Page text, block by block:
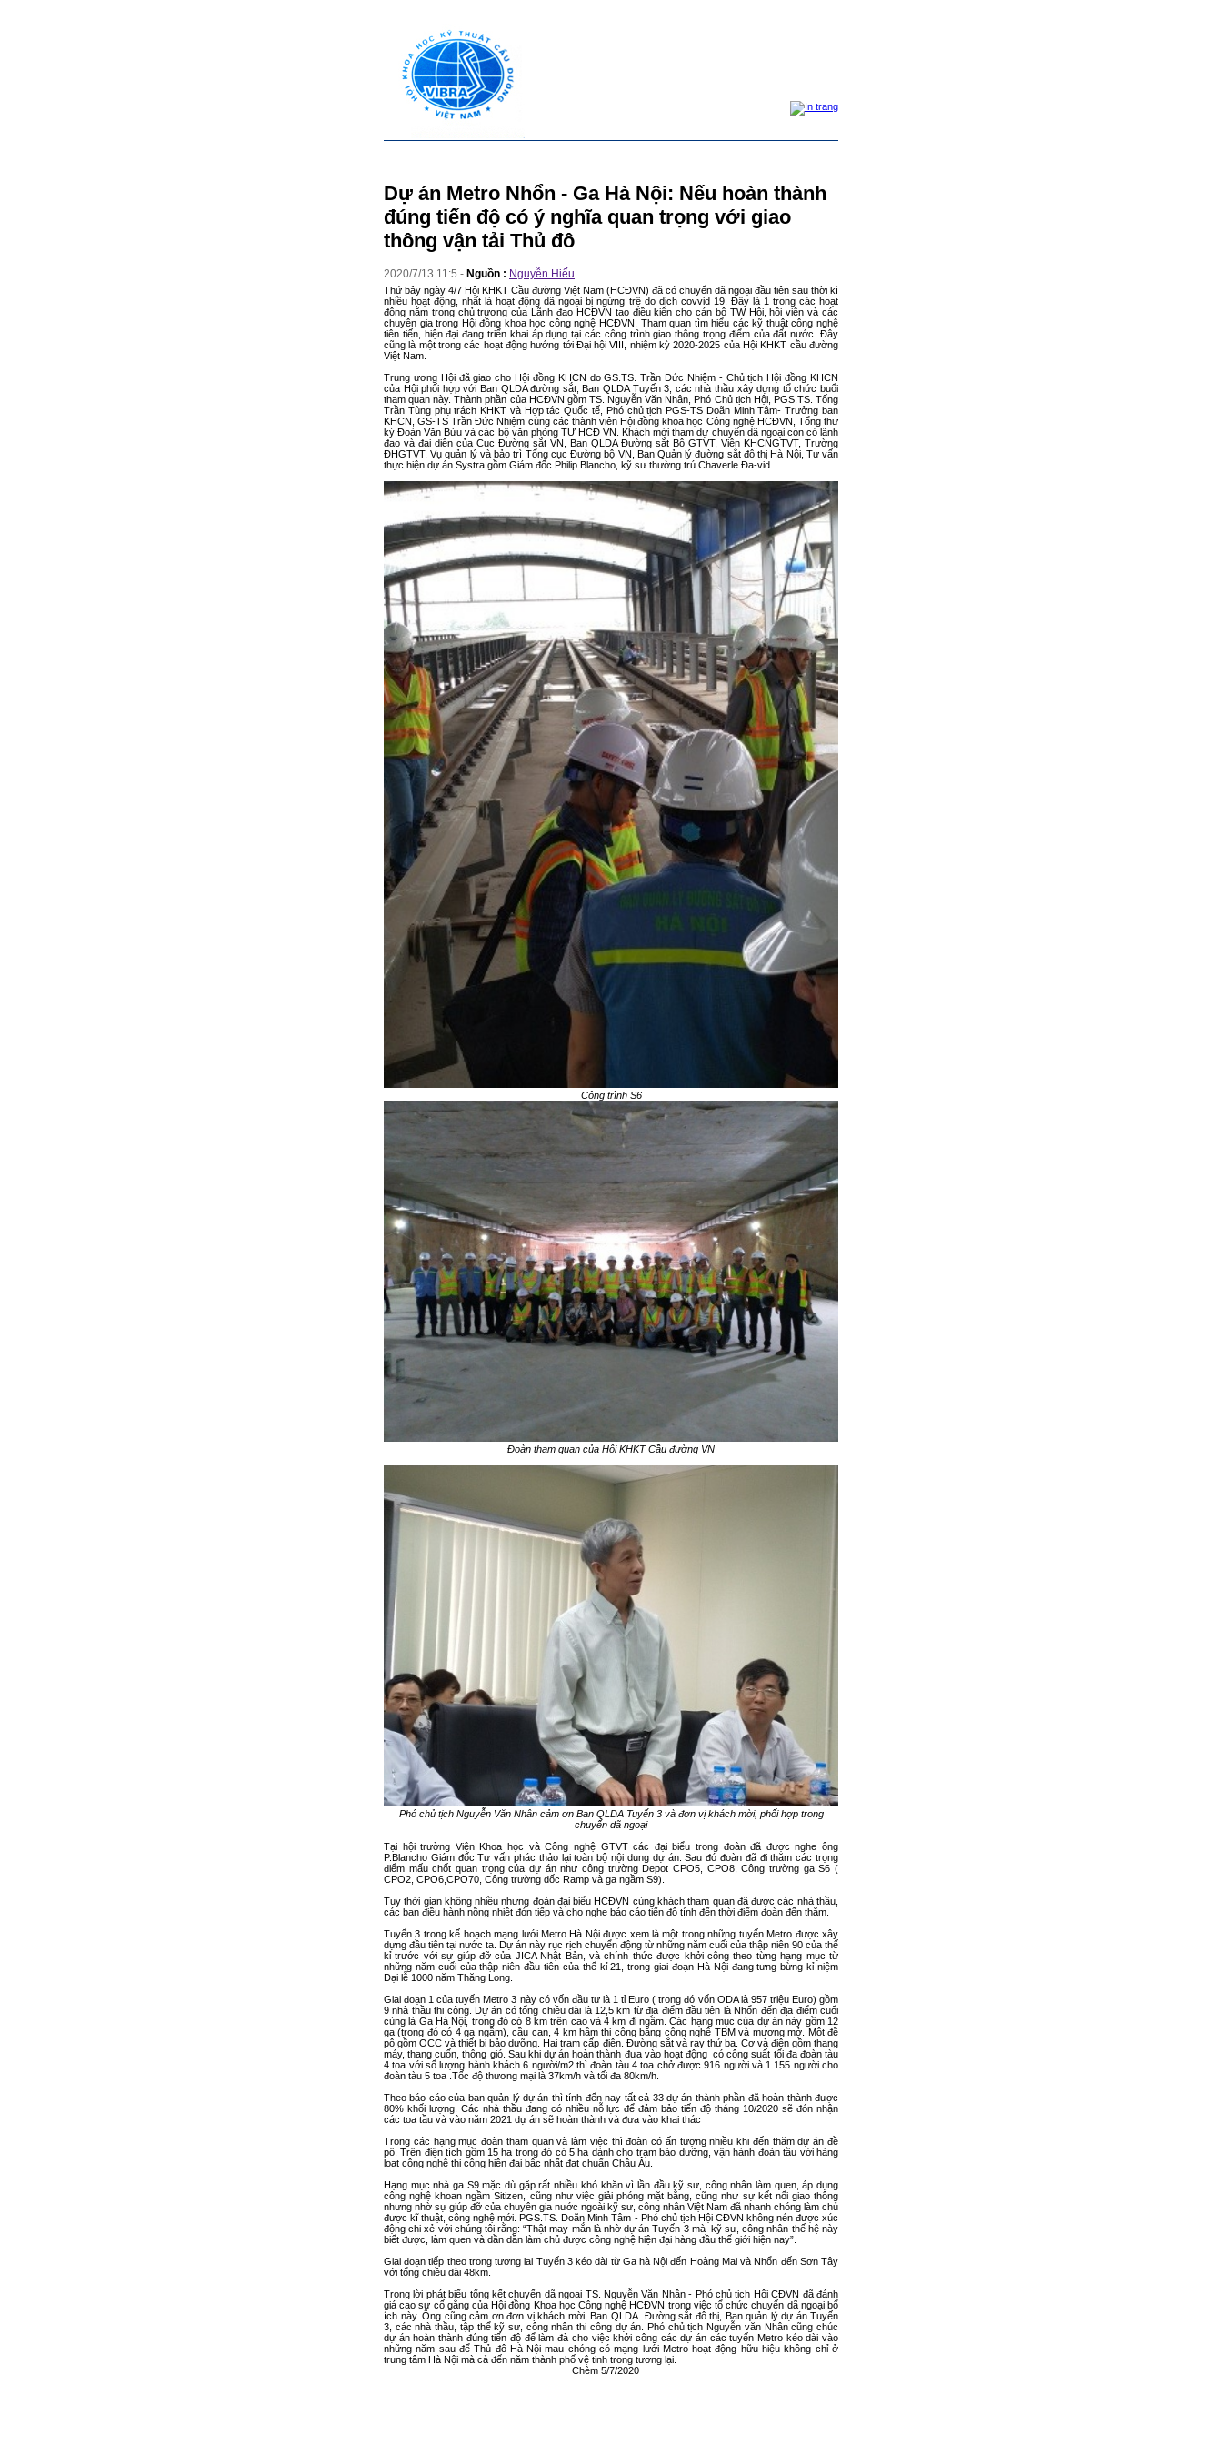
Dự án Metro Nhổn - Ga Hà Nội: Nếu hoàn thành
đúng tiến độ có ý nghĩa quan trọng với giao
thông vận tải Thủ đô
2020/7/13 11:5 - Nguồn : Nguyễn Hiếu
Thứ bảy ngày 4/7 Hội KHKT Cầu đường Việt Nam (HCĐVN) đã có chuyến dã ngoại đầu tiên sau thời kì
nhiều hoạt động, nhất là hoạt động dã ngoại bị ngừng trệ do dịch covvid 19. Đây là 1 trong các hoạt
động nằm trong chủ trương của Lãnh đạo HCĐVN tạo điều kiện cho cán bộ TW Hội, hội viên và các
chuyên gia trong Hội đồng khoa học công nghệ HCĐVN. Tham quan tìm hiểu các kỹ thuật công nghệ
tiên tiến, hiện đại đang triển khai áp dụng tại các công trình giao thông trọng điểm của đất nước. Đây
cũng là một trong các hoạt động hướng tới Đại hội VIII, nhiệm kỳ 2020-2025 của Hội KHKT cầu đường
Việt Nam.
Trung ương Hội đã giao cho Hội đồng KHCN do GS.TS. Trần Đức Nhiệm - Chủ tịch Hội đồng KHCN
của Hội phối hợp với Ban QLDA đường sắt, Ban QLDA Tuyến 3, các nhà thầu xây dựng tổ chức buổi
tham quan này. Thành phần của HCĐVN gồm TS. Nguyễn Văn Nhân, Phó Chủ tịch Hội, PGS.TS. Tống
Trần Tùng phụ trách KHKT và Hợp tác Quốc tế, Phó chủ tịch PGS-TS Doãn Minh Tâm- Trưởng ban
KHCN, GS-TS Trần Đức Nhiệm cùng các thành viên Hội đồng khoa học Công nghệ HCĐVN, Tổng thư
ký Đoàn Văn Bửu và các bộ văn phòng TƯ HCĐ VN. Khách mời tham dự chuyến dã ngoại còn có lãnh
đạo và đại diện của Cục Đường sắt VN, Ban QLDA Đường sắt Bộ GTVT, Viện KHCNGTVT, Trường
ĐHGTVT, Vụ quản lý và bảo trì Tổng cục Đường bộ VN, Ban Quản lý đường sắt đô thị Hà Nội, Tư vấn
thực hiện dự án Systra gồm Giám đốc Philip Blancho, kỹ sư thường trú Chaverle Đa-vid
Công trình S6
Đoàn tham quan của Hội KHKT Cầu đường VN
Phó chủ tịch Nguyễn Văn Nhân cảm ơn Ban QLDA Tuyến 3 và đơn vị khách mời, phối hợp trong
chuyến dã ngoại
Tại hội trường Viện Khoa học và Công nghệ GTVT các đại biểu trong đoàn đã được nghe ông
P.Blancho Giám đốc Tư vấn phác thảo lại toàn bộ nội dung dự án. Sau đó đoàn đã đi thăm các trọng
điểm mấu chốt quan trọng của dự án như công trường Depot CPO5, CPO8, Công trường ga S6 (
CPO2, CPO6,CPO70, Công trường dốc Ramp và ga ngầm S9).
Tuy thời gian không nhiều nhưng đoàn đại biểu HCĐVN cùng khách tham quan đã được các nhà thầu,
các ban điều hành nồng nhiệt đón tiếp và cho nghe báo cáo tiến độ tính đến thời điểm đoàn đến thăm.
Tuyến 3 trong kế hoạch mạng lưới Metro Hà Nội được xem là một trong những tuyến Metro được xây
dựng đầu tiên tại nước ta. Dự án này rục rịch chuyển động từ những năm cuối của thập niên 90 của thế
kỉ trước với sự giúp đỡ của JICA Nhật Bản, và chính thức được khởi công theo từng hạng mục từ
những năm cuối của thập niên đầu tiên của thế kỉ 21, trong giai đoạn Hà Nội đang tưng bừng kỉ niệm
Đại lễ 1000 năm Thăng Long.
Giai đoạn 1 của tuyến Metro 3 này có vốn đầu tư là 1 tỉ Euro ( trong đó vốn ODA là 957 triệu Euro) gồm
9 nhà thầu thi công. Dự án có tổng chiều dài là 12,5 km từ địa điểm đầu tiên là Nhổn đến địa điểm cuối
cùng là Ga Hà Nội, trong đó có 8 km trên cao và 4 km đi ngầm. Các hạng mục của dự án này gồm 12
ga (trong đó có 4 ga ngầm), cầu cạn, 4 km hầm thi công bằng công nghệ TBM và mương mở. Một đề
pô gồm OCC và thiết bị bảo dưỡng. Hai trạm cấp điện. Đường sắt và ray thứ ba. Cơ và điện gồm thang
máy, thang cuốn, thông gió. Sau khi dự án hoàn thành đưa vào hoạt động có công suất tối đa đoàn tàu
4 toa với số lượng hành khách 6 người/m2 thì đoàn tàu 4 toa chở được 916 người và 1.155 người cho
đoàn tàu 5 toa .Tốc độ thương mại là 37km/h và tối đa 80km/h.
Theo báo cáo của ban quản lý dự án thì tính đến nay tất cả 33 dự án thành phần đã hoàn thành được
80% khối lượng. Các nhà thầu đang có nhiều nỗ lực để đảm bảo tiến độ tháng 10/2020 sẽ đón nhận
các toa tầu và vào năm 2021 dự án sẽ hoàn thành và đưa vào khai thác
Trong các hạng mục đoàn tham quan và làm việc thì đoàn có ấn tượng nhiều khi đến thăm dự án đề
pô. Trên điện tích gồm 15 ha trong đó có 5 ha dành cho trạm bảo dưỡng, vận hành đoàn tầu với hàng
loạt công nghệ thi công hiện đại bậc nhất đạt chuẩn Châu Âu.
Hạng mục nhà ga S9 mặc dù gặp rất nhiều khó khăn vì lần đầu kỹ sư, công nhân làm quen, áp dụng
công nghệ khoan ngầm Sitizen, cũng như việc giải phóng mặt bằng, cũng như sự kết nối giao thông
nhưng nhờ sự giúp đỡ của chuyên gia nước ngoài kỹ sư, công nhân Việt Nam đã nhanh chóng làm chủ
được kĩ thuật, công nghệ mới. PGS.TS. Doãn Minh Tâm - Phó chủ tịch Hội CĐVN không nén được xúc
động chi xẻ với chúng tôi rằng: “Thật may mắn là nhờ dự án Tuyến 3 mà kỹ sư, công nhân thế hệ này
biết được, làm quen và dần dần làm chủ được công nghệ hiện đại hàng đầu thế giới hiện nay”.
Giai đoạn tiếp theo trong tương lai Tuyến 3 kéo dài từ Ga hà Nội đến Hoàng Mai và Nhổn đến Sơn Tây
với tổng chiều dài 48km.
Trong lời phát biểu tổng kết chuyến dã ngoại TS. Nguyễn Văn Nhân - Phó chủ tịch Hội CĐVN đã đánh
giá cao sự cố gắng của Hội đồng Khoa học Công nghệ HCĐVN trong việc tổ chức chuyến dã ngoại bổ
ích này. Ông cũng cảm ơn đơn vị khách mời, Ban QLDA Đường sắt đô thị, Ban quản lý dự án Tuyến
3, các nhà thầu, tập thể kỹ sư, công nhân thi công dự án. Phó chủ tịch Nguyễn văn Nhân cũng chúc
dự án hoàn thành đúng tiến độ để làm đà cho việc khởi công các dự án các tuyến Metro kéo dài vào
những năm sau để Thủ đô Hà Nội mau chóng có mạng lưới Metro hoạt động hữu hiệu không chỉ ở
trung tâm Hà Nội mà cả đến năm thành phố vệ tinh trong tương lại.
Chèm 5/7/2020